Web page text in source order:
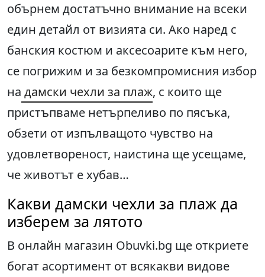
обърнем достатъчно внимание на всеки
един детайл от визията си. Ако наред с
банския костюм и аксесоарите към него,
се погрижим и за безкомпромисния избор
на дамски чехли за плаж, с които ще
пристъпваме нетърпеливо по пясъка,
обзети от изпълващото чувство на
удовлетвореност, наистина ще усещаме,
че животът е хубав…
Какви дамски чехли за плаж да
изберем за лятото
В онлайн магазин Obuvki.bg ще откриете
богат асортимент от всякакви видове